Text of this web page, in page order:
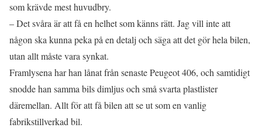
som krävde mest huvudbry.
– Det svåra är att få en helhet som känns rätt. Jag vill inte att
någon ska kunna peka på en detalj och säga att det gör hela bilen,
utan allt måste vara synkat.
Framlysena har han lånat från senaste Peugeot 406, och samtidigt
snodde han samma bils dimljus och små svarta plastlister
däremellan. Allt för att få bilen att se ut som en vanlig
fabrikstillverkad bil.